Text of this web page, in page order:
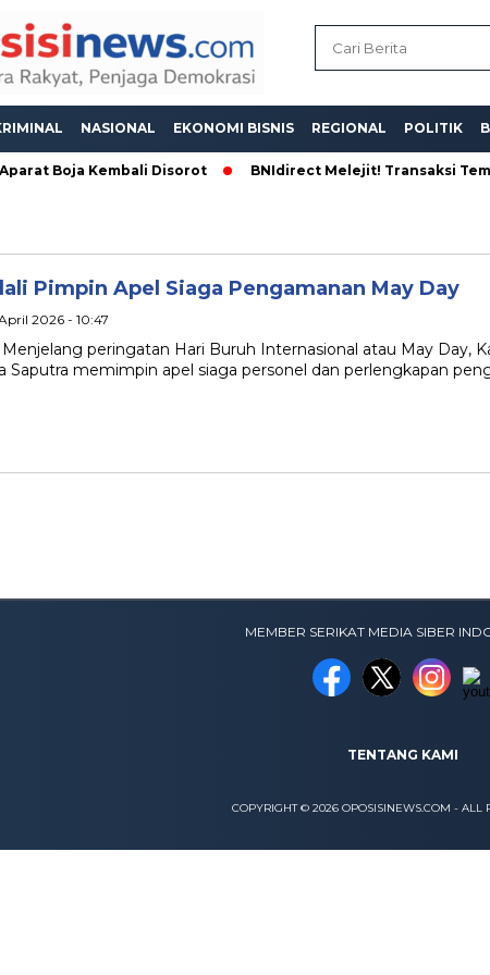
NASIONAL EKONOMI BISNIS REGIONAL POLITIK
Boja Kembali Disorot BNIdirect Melejit! Transaksi
Pimpin Apel Siaga Pengamanan May Day
2026 - 10:47
peringatan Hari Buruh Internasional atau May Day,
Saputra memimpin apel siaga personel dan perlengkapan
MEMBER SERIKAT MEDIA SIBER
TENTANG KAMI
COPYRIGHT © 2026 OPOSISINEWS.COM - ALL